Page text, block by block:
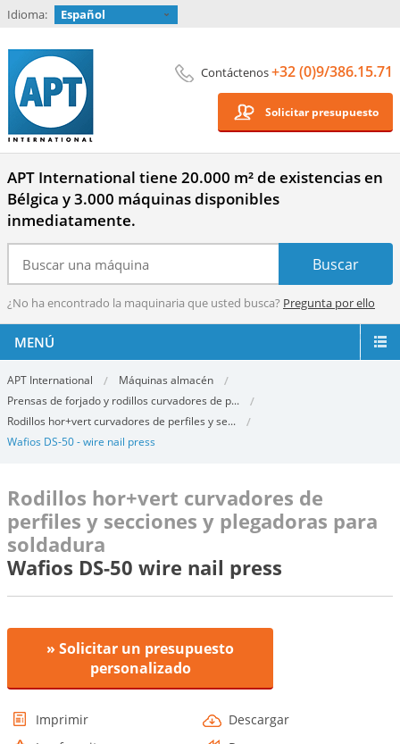
Idioma: Español
Contáctenos+32 (0)9/386.15.71
Solicitar presupuesto
APT International tiene 20.000 m² de existencias en
Bélgica y 3.000 máquinas disponibles
inmediatamente.
¿No ha encontrado la maquinaria que usted busca? Pregunta por ello
MENÚ
APT International
Máquinas almacén
Prensas de forjado y rodillos curvadores de p...
Rodillos hor+vert curvadores de perfiles y se...
Wafios DS-50 - wire nail press
Rodillos hor+vert curvadores de
perfiles y secciones y plegadoras para
soldadura
Wafios DS-50 wire nail press
» Solicitar un presupuesto
personalizado
Imprimir
Descargar